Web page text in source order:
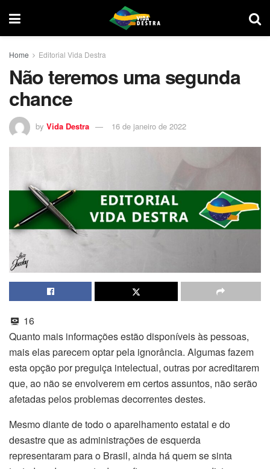
Home Editorial Vida Destra
Não teremos uma segunda
chance
by Vida Destra 16 de janeiro de 2022
16
Quanto mais informações estão disponíveis às pessoas,
mais elas parecem optar pela ignorância. Algumas fazem
esta opção por preguiça intelectual, outras por acreditarem
que, ao não se envolverem em certos assuntos, não serão
afetadas pelos problemas decorrentes destes.
Mesmo diante de todo o aparelhamento estatal e do
desastre que as administrações de esquerda
representaram para o Brasil, ainda há quem se sinta